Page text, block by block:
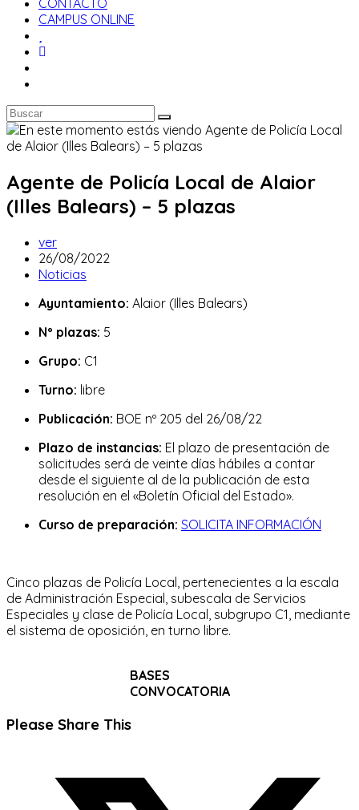
CONTACTO
CAMPUS ONLINE
Agente de Policía Local de Alaior
(Illes Balears) – 5 plazas
Autor
de
la
ver
Publicación
de
entrada:
26/08/2022
Categoría
la
Noticias
Ayuntamiento: Alaior (Illes Balears)
Nº plazas: 5
Grupo: C1
Turno: libre
Publicación: BOE nº 205 del 26/08/22
Plazo de instancias: El plazo de presentación de
solicitudes será de veinte días hábiles a contar
desde el siguiente al de la publicación de esta
resolución en el «Boletín Oficial del Estado».
Curso de preparación: SOLICITA INFORMACIÓN
Cinco plazas de Policía Local, pertenecientes a la escala
de Administración Especial, subescala de Servicios
Especiales y clase de Policía Local, subgrupo C1, mediante
el sistema de oposición, en turno libre.
BASES
CONVOCATORIA
Please Share ThisCompartir